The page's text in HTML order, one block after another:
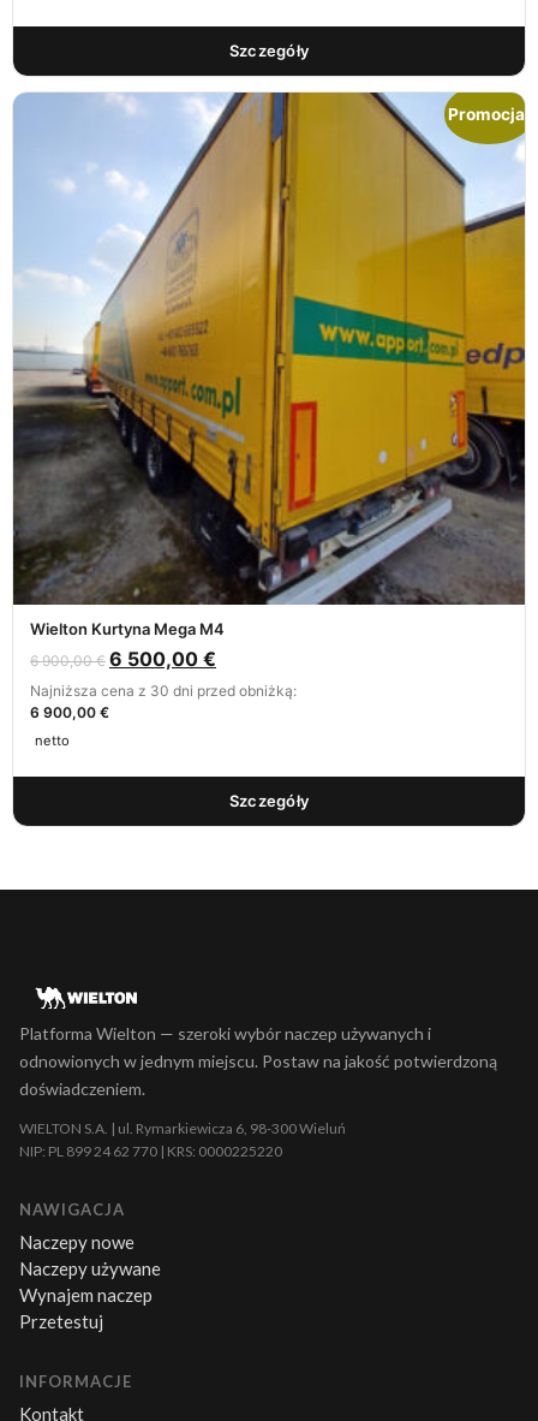
Szczegóły
Promocja!
Wielton Kurtyna Mega M4
6 900,00€ 6 500,00 €
Najniższa cena z 30 dni przed obniżką:
6 900,00 €
netto
Szczegóły
Platforma Wielton — szeroki wybór naczep używanych i
odnowionych w jednym miejscu. Postaw na jakość potwierdzoną
doświadczeniem.
WIELTON S.A. | ul. Rymarkiewicza 6, 98-300 Wieluń
NIP: PL 899 24 62 770 | KRS: 0000225220
NAWIGACJA
Naczepy nowe
Naczepy używane
Wynajem naczep
Przetestuj
INFORMACJE
Kontakt